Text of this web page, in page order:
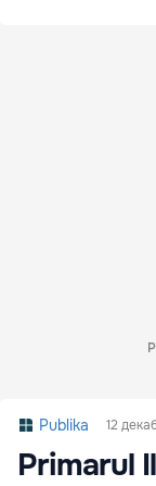
Publika 12
Primarul